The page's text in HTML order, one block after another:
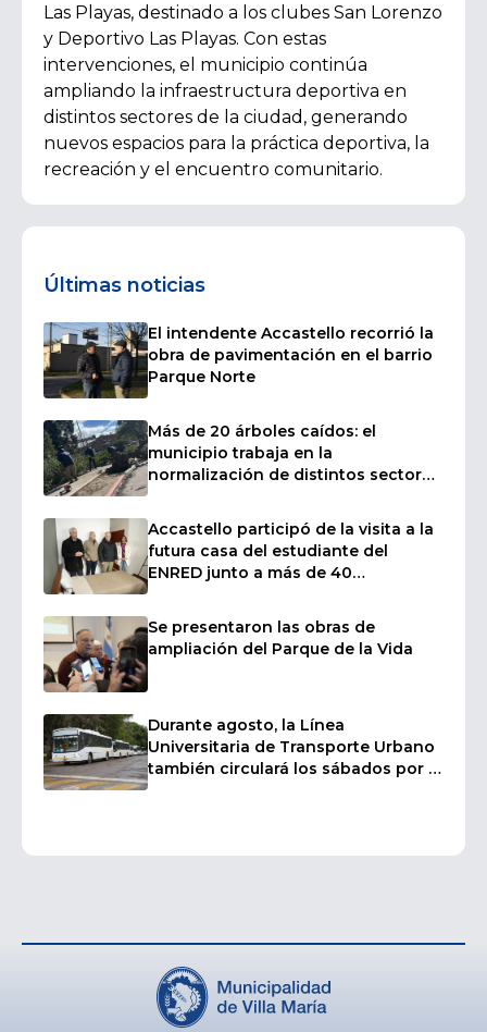
Las Playas, destinado a los clubes San Lorenzo
y Deportivo Las Playas. Con estas
intervenciones, el municipio continúa
ampliando la infraestructura deportiva en
distintos sectores de la ciudad, generando
nuevos espacios para la práctica deportiva, la
recreación y el encuentro comunitario.
Últimas noticias
El intendente Accastello recorrió la
obra de pavimentación en el barrio
Parque Norte
Más de 20 árboles caídos: el
municipio trabaja en la
normalización de distintos sectores
Accastello participó de la visita a la
futura casa del estudiante del
ENRED junto a más de 40
Se presentaron las obras de
ampliación del Parque de la Vida
Durante agosto, la Línea
Universitaria de Transporte Urbano
también circulará los sábados por el